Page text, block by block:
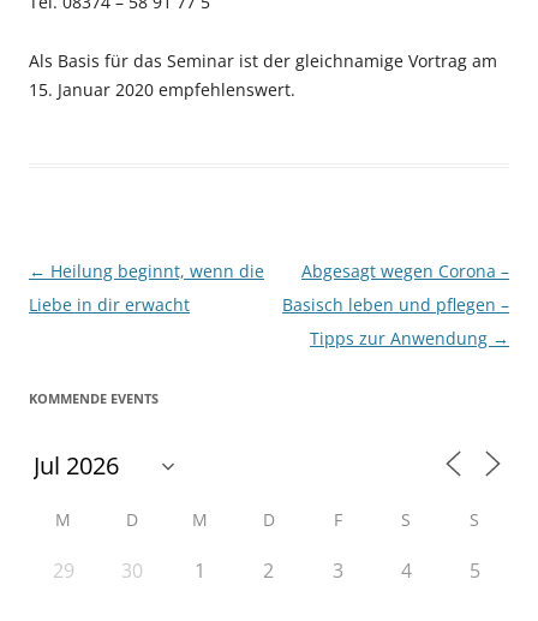
Als Basis für das Seminar ist der gleichnamige Vortrag am
15. Januar 2020 empfehlenswert.
Beitragsnavigation
← Heilung beginnt, wenn die
Liebe in dir erwacht
Abgesagt wegen Corona –
Basisch leben und pflegen –
Tipps zur Anwendung →
KOMMENDE EVENTS
M D M D F S S
29 30 1 2 3 4 5